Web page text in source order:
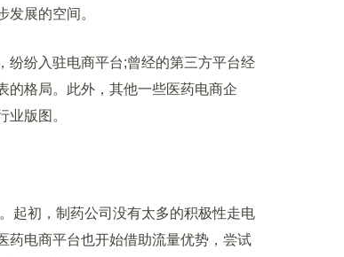
展的空间。
纷入驻电商平台;曾经的第三方平台经
的格局。此外，其他一些医药电商企
版图。
初，制药公司没有太多的积极性走电
药电商平台也开始借助流量优势，尝试